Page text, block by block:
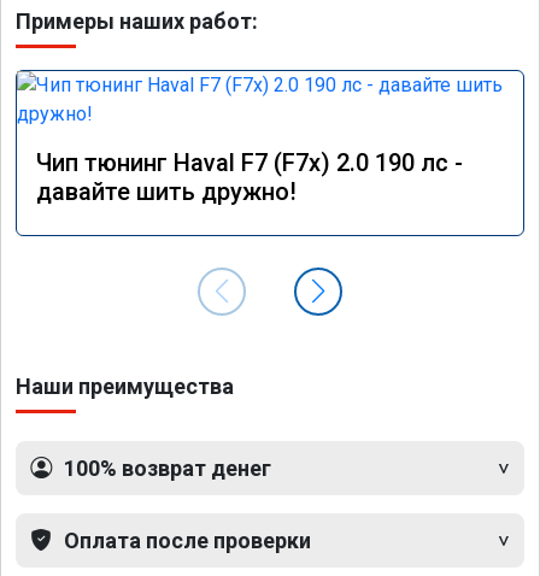
Примеры наших работ:
Чип тюнинг Haval F7 (F7x) 2.0 190 лс -
давайте шить дружно!
Наши преимущества
100% возврат денег
Оплата после проверки